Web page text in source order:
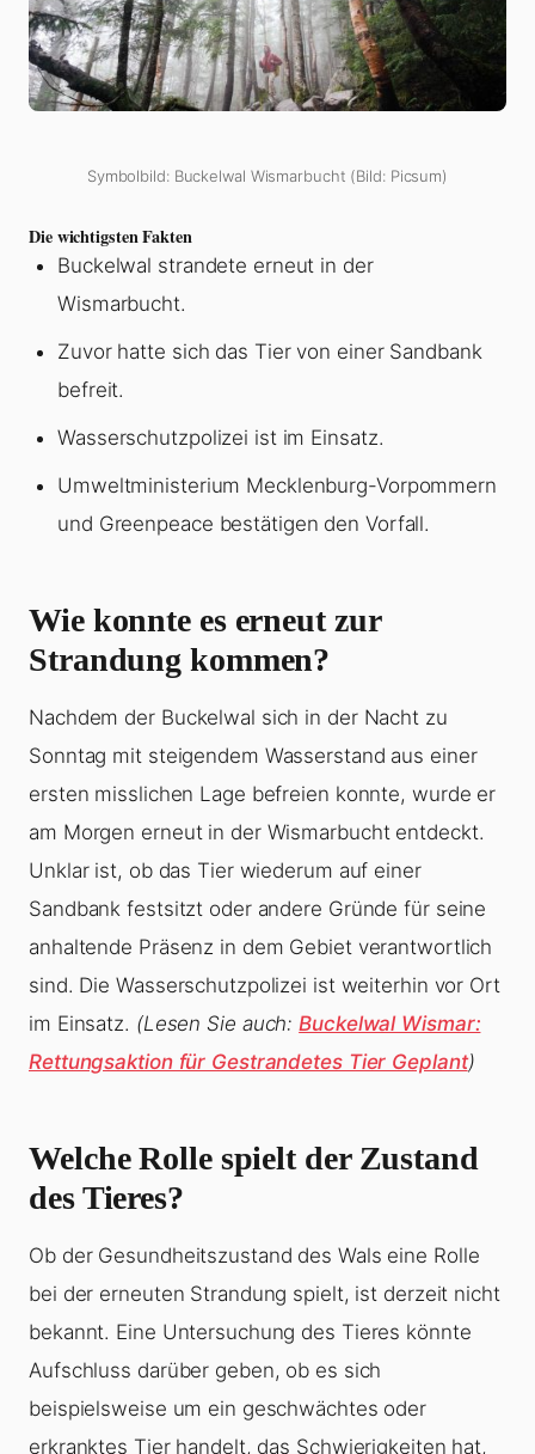
Symbolbild: Buckelwal Wismarbucht (Bild: Picsum)
Die wichtigsten Fakten
Buckelwal strandete erneut in der
Wismarbucht.
Zuvor hatte sich das Tier von einer Sandbank
befreit.
Wasserschutzpolizei ist im Einsatz.
Umweltministerium Mecklenburg-Vorpommern
und Greenpeace bestätigen den Vorfall.
Wie konnte es erneut zur
Strandung kommen?
Nachdem der Buckelwal sich in der Nacht zu
Sonntag mit steigendem Wasserstand aus einer
ersten misslichen Lage befreien konnte, wurde er
am Morgen erneut in der Wismarbucht entdeckt.
Unklar ist, ob das Tier wiederum auf einer
Sandbank festsitzt oder andere Gründe für seine
anhaltende Präsenz in dem Gebiet verantwortlich
sind. Die Wasserschutzpolizei ist weiterhin vor Ort
im Einsatz. (Lesen Sie auch:Buckelwal Wismar:
Rettungsaktion für Gestrandetes Tier Geplant)
Welche Rolle spielt der Zustand
des Tieres?
Ob der Gesundheitszustand des Wals eine Rolle
bei der erneuten Strandung spielt, ist derzeit nicht
bekannt. Eine Untersuchung des Tieres könnte
Aufschluss darüber geben, ob es sich
beispielsweise um ein geschwächtes oder
erkranktes Tier handelt, das Schwierigkeiten hat,